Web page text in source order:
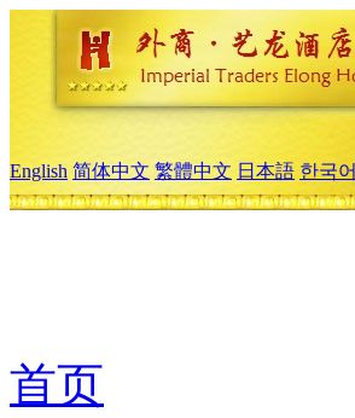
English 简体中文 繁體中文 日本語 한국어
首页